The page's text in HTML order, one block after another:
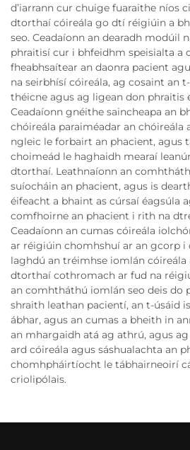
d’iarrann cur chuige fuaraithe níos
dtorthaí cóireála go dtí réigiúin a
seo. Ceadaíonn an dearadh modúil
phraitisí cur i bhfeidhm speisialta a
fheabhsaítear an daonra pacient
na seirbhísí cóireála, ag cosaint an
théicne agus ag ligean don phraitis
Ceadaíonn gnéithe saincheapa an
chóireála paraiméadar an chóireála
ngleic le forbairt an phacient, agus
choimeád le haghaidh mearaí
dtorthaí. Leathnaíonn an
suíocháin an phacient, agus is
éifeacht a bhaint as cúrsaí éagsúla
comfhoirne an phacient i rith na
Ceadaíonn an cumas cóireála
ar réigiúin chomhshuí ar an gcorp i
laghdú an tréimhse iomlán cóireála
dtorthaí cothromach ar fud na
an comhtháthú iomlán seo deis do
shraith leathan pacientí, an t-úsáid
ábhar, agus an cumas a bheith in
an mhargaidh atá ag athrú, agus
ard cóireála agus sáshualachta an
chomhpháirtíocht le tábhairneoirí
criolipólais.